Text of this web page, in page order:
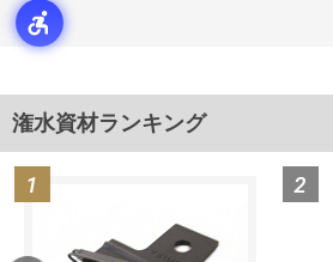
潅水資材ランキング